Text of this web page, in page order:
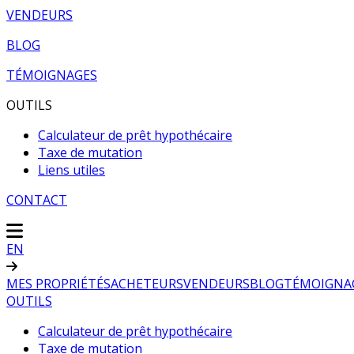
VENDEURS
BLOG
TÉMOIGNAGES
OUTILS
Calculateur de prêt hypothécaire
Taxe de mutation
Liens utiles
CONTACT
EN
MES PROPRIÉTÉSACHETEURSVENDEURSBLOG
OUTILS
Calculateur de prêt hypothécaire
Taxe de mutation